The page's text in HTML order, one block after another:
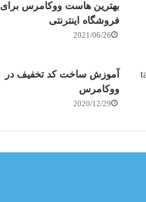
بهترین هاست ووکامرس برای
فروشگاه اینترنتی
2021/06/26
آموزش ساخت کد تخفیف در
ووکامرس
2020/12/29